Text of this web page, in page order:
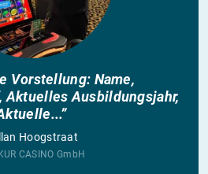
Name,
Ausbildungsjahr,
Hoogstraat
CASINO GmbH